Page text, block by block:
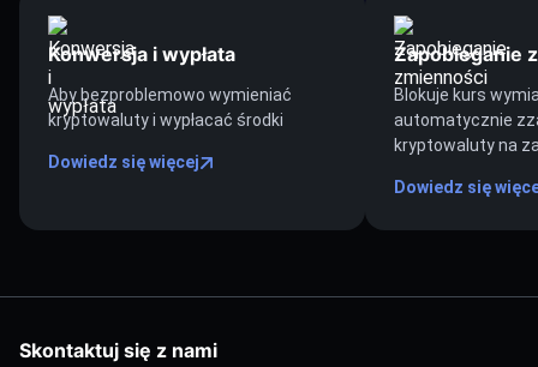
Konwersja i wypłata
Aby bezproblemowo wymieniać
kryptowaluty i wypłacać środki
Dowiedz się więcej
Zapobieganie
Blokuje kurs
automatycznie
kryptowaluty na
Dowiedz się
Skontaktuj się z nami